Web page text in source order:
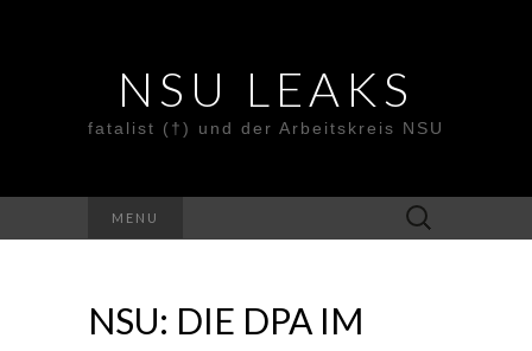
NSU LEAKS
fatalist (†) und der Arbeitskreis NSU
MENU
Suche
nach:
NSU: DIE DPA IM